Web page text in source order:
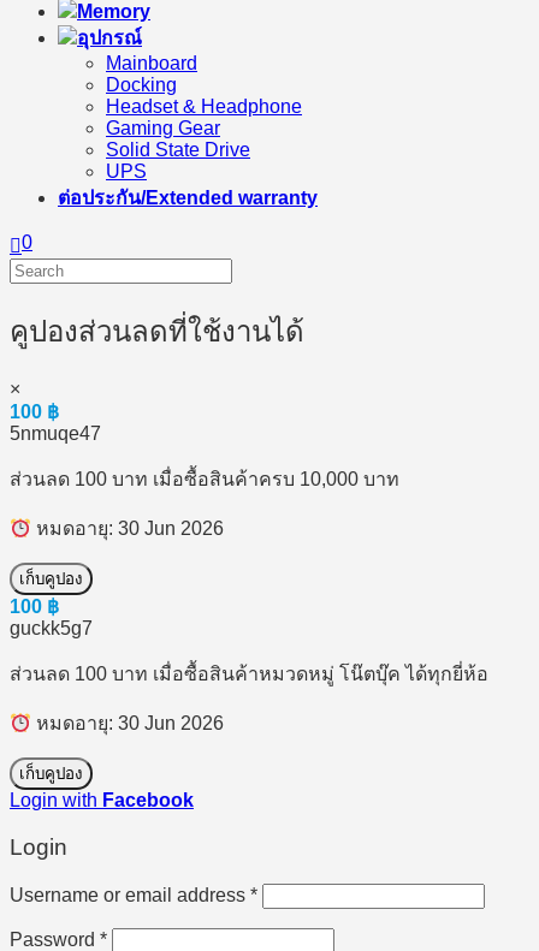
Memory
อุปกรณ์
Mainboard
Docking
Headset & Headphone
Gaming Gear
Solid State Drive
UPS
ต่อประกัน/Extended warranty
0
คูปองส่วนลดที่ใช้งานได้
×
100 ฿
5nmuqe47
ส่วนลด 100 บาท เมื่อซื้อสินค้าครบ 10,000 บาท
หมดอายุ: 30 Jun 2026
เก็บคูปอง
100 ฿
guckk5g7
ส่วนลด 100 บาท เมื่อซื้อสินค้าหมวดหมู่ โน๊ตบุ๊ค ได้ทุกยี่ห้อ
หมดอายุ: 30 Jun 2026
เก็บคูปอง
Login with Facebook
Login
Username or email address *Required
Password *Required